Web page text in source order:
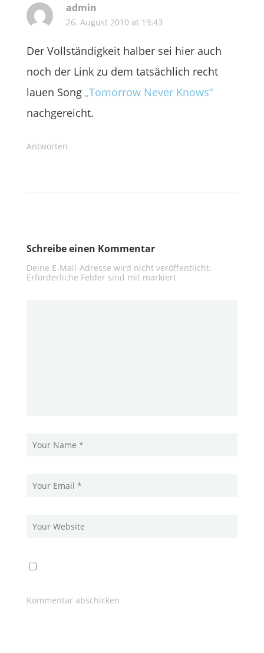
admin
26. August 2010 at 19:43
Der Vollständigkeit halber sei hier auch
noch der Link zu dem tatsächlich recht
lauen Song „Tomorrow Never Knows“
nachgereicht.
Antworten
Schreibe einen Kommentar
Deine E-Mail-Adresse wird nicht veröffentlicht.
Erforderliche Felder sind mit markiert